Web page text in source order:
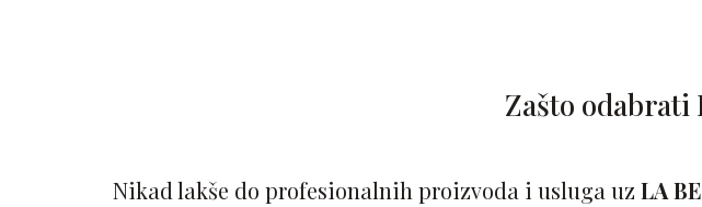
Zašto odabrati
Nikad lakše do profesionalnih proizvoda i usluga uz LA